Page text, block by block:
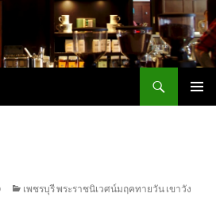
เพชรบุรี พระราชนิเวศน์มฤคทายวัน เขาวัง